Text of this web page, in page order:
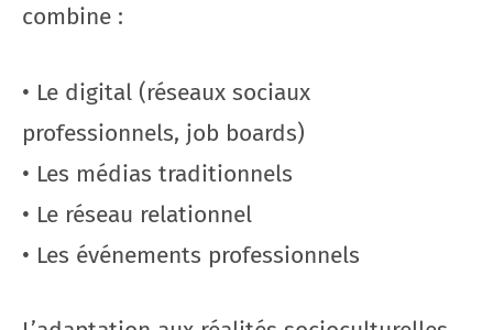
combine :
• Le digital (réseaux sociaux
professionnels, job boards)
• Les médias traditionnels
• Le réseau relationnel
• Les événements professionnels